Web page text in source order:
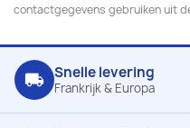
contactgegevens gebruiken uit
local_shipping Snelle levering
Frankrijk & Europa